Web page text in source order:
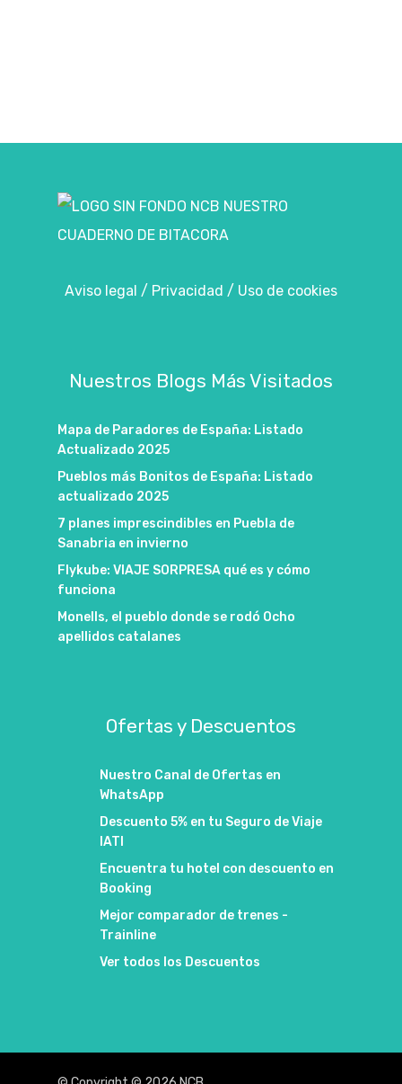
Aviso legal / Privacidad / Uso de cookies
Nuestros Blogs Más Visitados
Mapa de Paradores de España: Listado
Actualizado 2025
Pueblos más Bonitos de España: Listado
actualizado 2025
7 planes imprescindibles en Puebla de
Sanabria en invierno
Flykube: VIAJE SORPRESA qué es y cómo
funciona
Monells, el pueblo donde se rodó Ocho
apellidos catalanes
Ofertas y Descuentos
Nuestro Canal de Ofertas en
WhatsApp
Descuento 5% en tu Seguro de Viaje
IATI
Encuentra tu hotel con descuento en
Booking
Mejor comparador de trenes -
Trainline
Ver todos los Descuentos